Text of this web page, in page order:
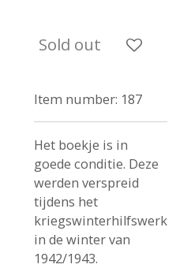
Sold out
Item number: 187
Het boekje is in
goede conditie. Deze
werden verspreid
tijdens het
kriegswinterhilfswerk
in de winter van
1942/1943.